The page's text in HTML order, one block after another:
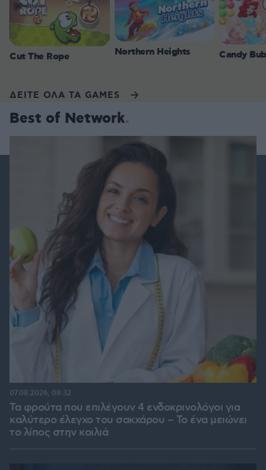
Cut The Rope Northern Heights Candy
ΔΕΙΤΕ ΟΛΑ ΤΑ GAMES
Best of Network
Τα φρούτα που επιλέγουν 4 ενδοκρινολόγοι για
καλύτερο έλεγχο του σακχάρου – Το ένα μειώνει
το λίπος στην κοιλιά
07.08.2026, 08:32